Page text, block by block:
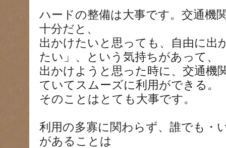
ハードの整備は大事です。交通機
十分だと、
出かけたいと思っても、自由に出
たい」、という気持ちがあって、
出かけようと思った時に、交通機
ていてスムーズに利用ができる。
そのことはとても大事です。
利用の多寡に関わらず、誰でも・
があることは